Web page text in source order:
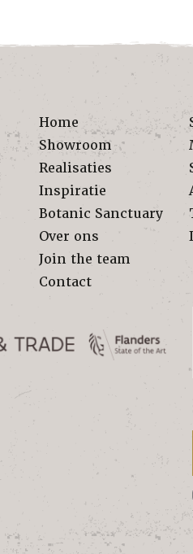
Home
Showroom
Realisaties
Inspiratie
Botanic Sanctuary
Over ons
Join the team
Contact